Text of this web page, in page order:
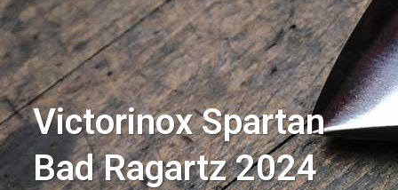
Victorinox Spartan
Bad Ragartz 2024